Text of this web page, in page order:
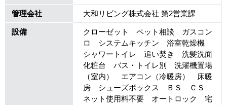
管理会社 大和リビング株式会社 第2営業課
設備
クローゼット ペット相談 ガスコン
ロ システムキッチン 浴室乾燥機
シャワートイレ 追い焚き 洗髪洗面
化粧台 バス・トイレ別 洗濯機置場
（室内） エアコン（冷暖房） 床暖
房 シューズボックス ＢＳ ＣＳ
ネット使用料不要 オートロック 宅